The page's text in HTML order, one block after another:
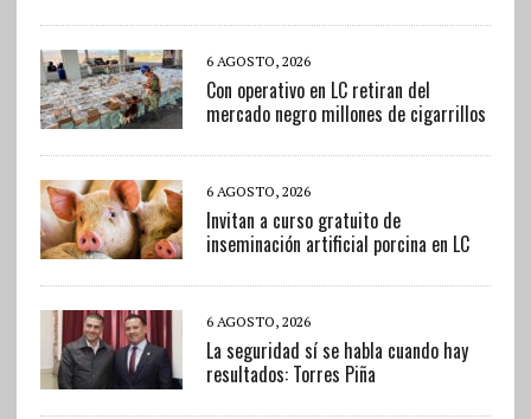
6 AGOSTO, 2026
Con operativo en LC retiran del
mercado negro millones de cigarrillos
6 AGOSTO, 2026
Invitan a curso gratuito de
inseminación artificial porcina en LC
6 AGOSTO, 2026
La seguridad sí se habla cuando hay
resultados: Torres Piña